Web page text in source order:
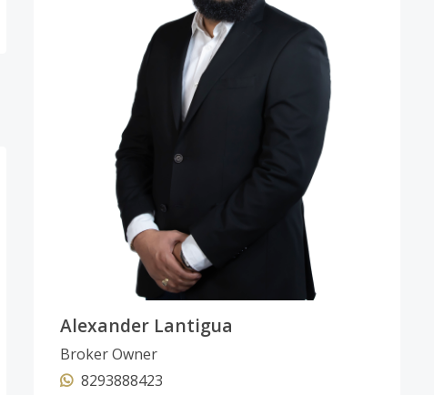
Alexander Lantigua
Broker Owner
8293888423